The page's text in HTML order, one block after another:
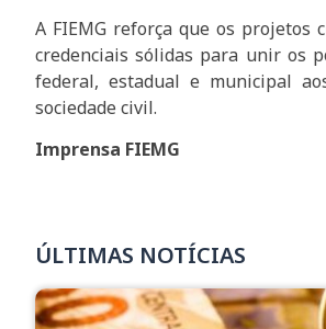
A FIEMG reforça que os projetos
credenciais sólidas para unir os
federal, estadual e municipal
sociedade civil.
Imprensa FIEMG
ÚLTIMAS NOTÍCIAS